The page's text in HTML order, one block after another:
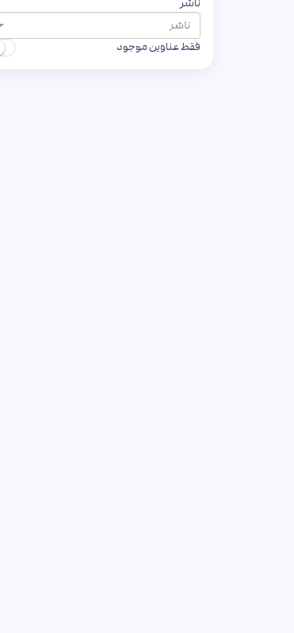
ناشر
ناشر
فقط عناوین موجود